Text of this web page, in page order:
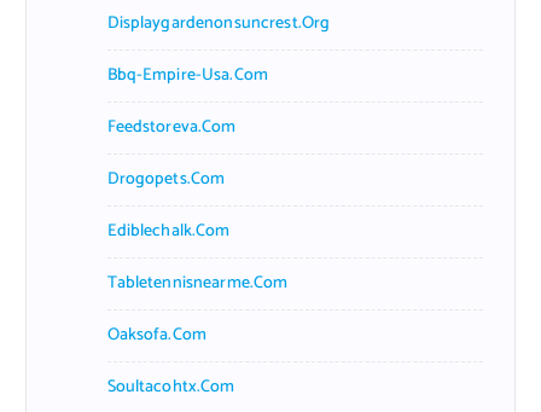
Displaygardenonsuncrest.org
Bbq-Empire-Usa.com
Feedstoreva.com
Drogopets.com
Ediblechalk.com
Tabletennisnearme.com
Oaksofa.com
Soultacohtx.com